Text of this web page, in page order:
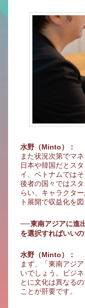
水野（Minto）：
また状況次第でマ
日本や韓国だとス
イ、ベトナムでは
後者の国々ではス
らい、キャラクタ
ト展開で収益化を図
──東南アジアに進
を選択すればいいの
水野（Minto）：
まず、「東南アジ
いでしょう。ビジ
とに文化は異なる
ことが肝要です。